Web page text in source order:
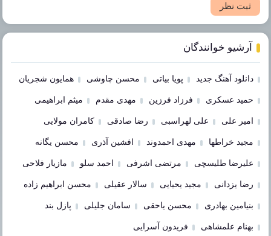
ثبت نظر
آرشیو خوانندگان
دانلود آهنگ جدید پویا بیاتی محسن چاوشی همایون شجریان
حمید عسکری فرزاد فرزین مهدی مقدم میثم ابراهیمی
امیر علی علی لهراسبی رضا صادقی کامران مولایی
مجید خراطها مهدی احمدوند افشین آذری محسن یگانه
علیرضا طلیسچی مرتضی اشرفی احمد سلو مازیار فلاحی
رضا یزدانی مجید یحیایی سالار عقیلی محسن ابراهیم زاده
بنیامین بهادری محسن یاحقی سامان جلیلی پازل بند
بهنام علمشاهی فریدون آسرایی